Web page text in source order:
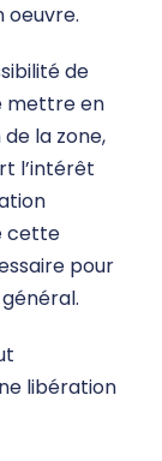
oeuvre.
de
mettre en
la zone,
l’intérêt
cette
pour
libération